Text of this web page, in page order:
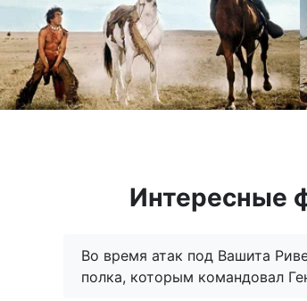
Интересные
Во время атак под Вашита
полка, которым командовал